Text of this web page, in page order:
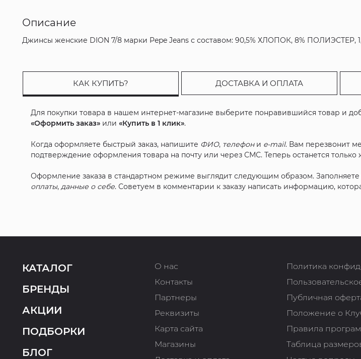
Описание
Джинсы женские DION 7/8 марки Pepe Jeans с составом: 90,5% ХЛОПОК, 8% ПОЛИЭСТЕР,
КАК КУПИТЬ? ДОСТАВКА И ОПЛАТА
Для покупки товара в нашем интернет-магазине выберите понравившийся товар и
«Оформить заказ» или«Купить в 1 клик».
Когда оформляете быстрый заказ, напишите ФИО, телефони e-mail. Вам перезвонит
подтверждение оформления товара на почту или через СМС. Теперь останется только
Оформление заказа в стандартном режиме выглядит следующим образом.
оплаты,данные о себе. Советуем в комментарии к заказу написать информацию,
КАТАЛОГ
БРЕНДЫ
АКЦИИ
ПОДБОРКИ
БЛОГ
О нас
Контакты
Партнеры
Реквизиты
Карта сайта
Магазины
Политика
Публичная
Положение о
Правила
Таблица